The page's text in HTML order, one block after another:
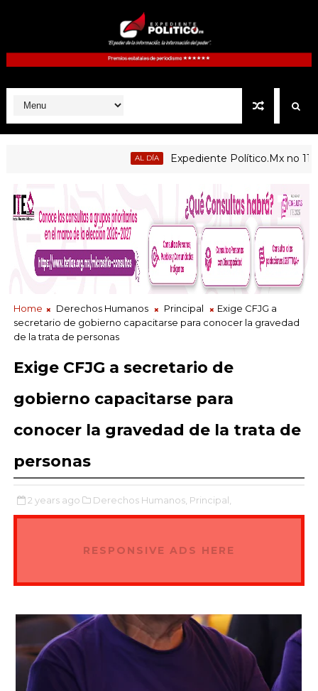
AL DÍA Expediente Político.Mx no 1126
Home Derechos Humanos Principal
Exige CFJG a
secretario de gobierno capacitarse para conocer la gravedad
de la trata de personas
Exige CFJG a secretario de
gobierno capacitarse para
conocer la gravedad de la trata de
personas
2 years ago Derechos Humanos, Principal,
RESPONSIVE ADS HERE